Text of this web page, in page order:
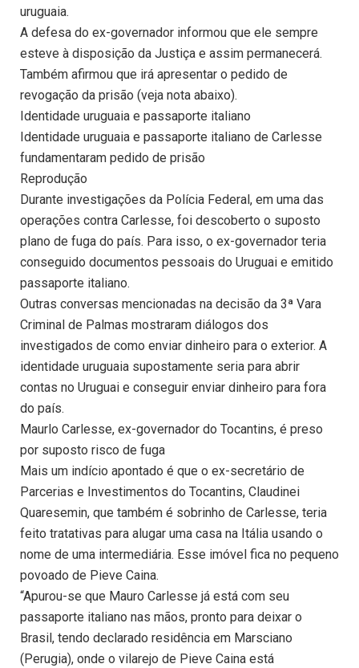
uruguaia.
A defesa do ex-governador informou que ele sempre
esteve à disposição da Justiça e assim permanecerá.
Também afirmou que irá apresentar o pedido de
revogação da prisão (veja nota abaixo).
Identidade uruguaia e passaporte italiano
Identidade uruguaia e passaporte italiano de Carlesse
fundamentaram pedido de prisão
Reprodução
Durante investigações da Polícia Federal, em uma das
operações contra Carlesse, foi descoberto o suposto
plano de fuga do país. Para isso, o ex-governador teria
conseguido documentos pessoais do Uruguai e emitido
passaporte italiano.
Outras conversas mencionadas na decisão da 3ª Vara
Criminal de Palmas mostraram diálogos dos
investigados de como enviar dinheiro para o exterior. A
identidade uruguaia supostamente seria para abrir
contas no Uruguai e conseguir enviar dinheiro para fora
do país.
Maurlo Carlesse, ex-governador do Tocantins, é preso
por suposto risco de fuga
Mais um indício apontado é que o ex-secretário de
Parcerias e Investimentos do Tocantins, Claudinei
Quaresemin, que também é sobrinho de Carlesse, teria
feito tratativas para alugar uma casa na Itália usando o
nome de uma intermediária. Esse imóvel fica no pequeno
povoado de Pieve Caina.
“Apurou-se que Mauro Carlesse já está com seu
passaporte italiano nas mãos, pronto para deixar o
Brasil, tendo declarado residência em Marsciano
(Perugia), onde o vilarejo de Pieve Caina está